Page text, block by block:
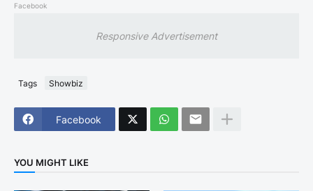
Facebook
Responsive Advertisement
Tags Showbiz
Facebook
YOU MIGHT LIKE